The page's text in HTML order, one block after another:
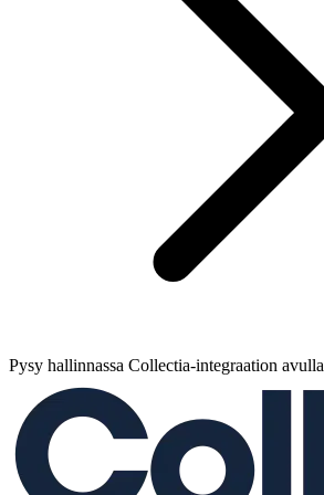
Pysy hallinnassa Collectia-integraation avulla